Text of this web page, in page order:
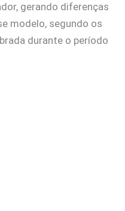
gerando diferenças
modelo, segundo os
durante o período